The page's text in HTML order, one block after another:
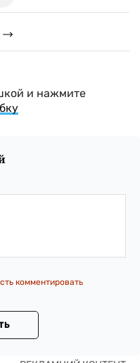
и нажмите
комментировать